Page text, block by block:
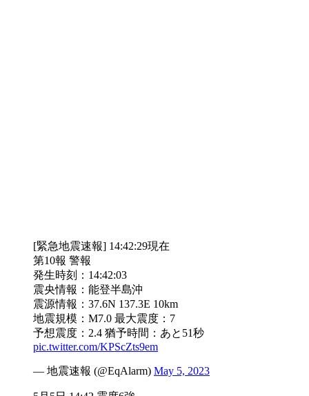
[緊急地震速報] 14:42:29現在
第10報 警報
発生時刻：14:42:03
震央情報：能登半島沖
震源情報：37.6N 137.3E 10km
地震規模：M7.0 最大震度：7
予想震度：2.4 猶予時間：あと51秒
pic.twitter.com/KPScZts9em
— 地震速報 (@EqAlarm) May 5, 2023